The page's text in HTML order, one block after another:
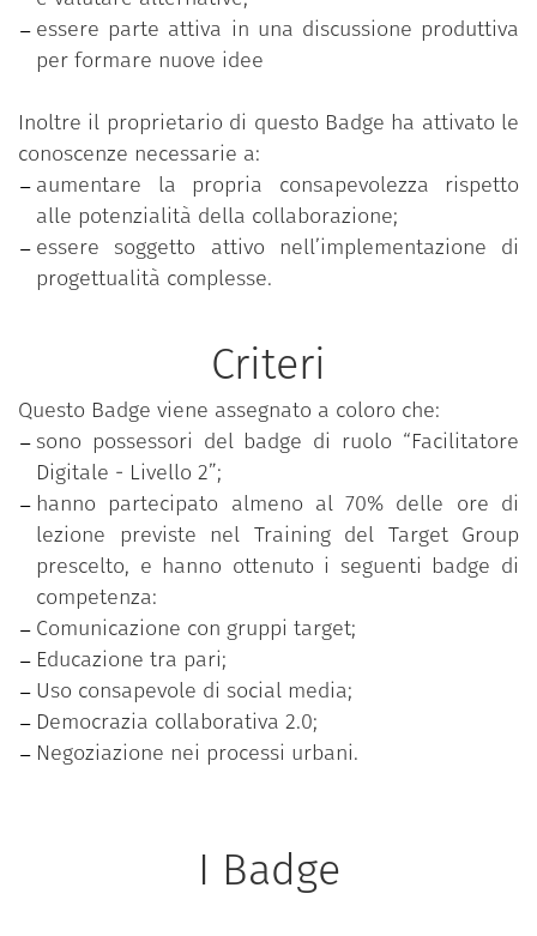
essere parte attiva in una discussione produttiva
per formare nuove idee
Inoltre il proprietario di questo Badge ha attivato le
conoscenze necessarie a:
aumentare la propria consapevolezza rispetto
alle potenzialità della collaborazione;
essere soggetto attivo nell’implementazione di
progettualità complesse.
Criteri
Questo Badge viene assegnato a coloro che:
sono possessori del badge di ruolo “Facilitatore
Digitale - Livello 2”;
hanno partecipato almeno al 70% delle ore di
lezione previste nel Training del Target Group
prescelto, e hanno ottenuto i seguenti badge di
competenza:
Comunicazione con gruppi target;
Educazione tra pari;
Uso consapevole di social media;
Democrazia collaborativa 2.0;
Negoziazione nei processi urbani.
I Badge